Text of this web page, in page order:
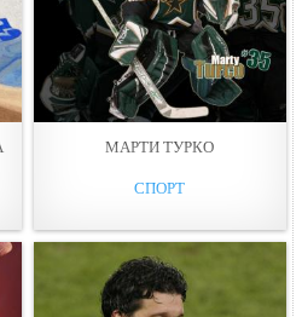
МАРТИ ТУРКО
СПОРТ